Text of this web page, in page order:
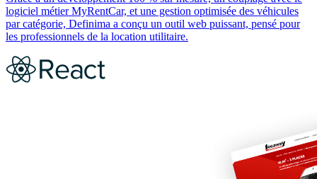
logiciel métier MyRentCar, et une gestion optimisée des véhicules
par catégorie, Definima a conçu un outil web puissant, pensé pour
les professionnels de la location utilitaire.